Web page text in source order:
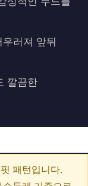
러져 앞뒤
깔끔한
패턴입니다.